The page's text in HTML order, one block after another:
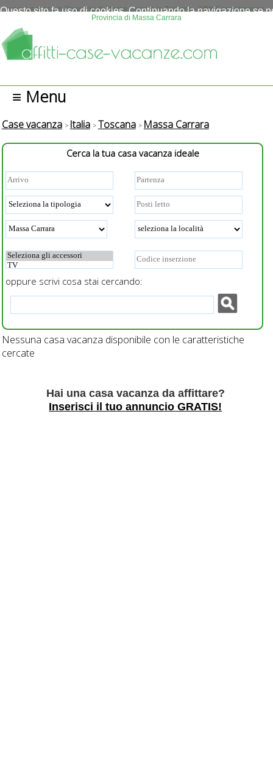
case vacanza in Provincia di Massa Carrara in Toscana - Affitti Case Vacanze
Provincia di Massa Carrara
Questo sito fa uso di cookies. Continuando la navigazione se
≡ Menu
Case vacanza Italia Toscana Massa Carrara
Cerca la tua casa vacanza ideale
oppure scrivi cosa stai cercando:
Nessuna casa vacanza disponibile con le caratteristiche
cercate
Hai una casa vacanza da affittare?
Inserisci il tuo annuncio GRATIS!